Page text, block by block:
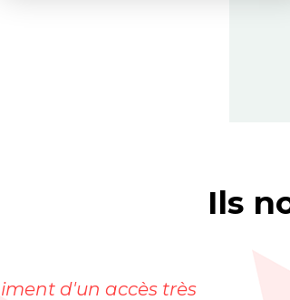
Ils
d'un accès très